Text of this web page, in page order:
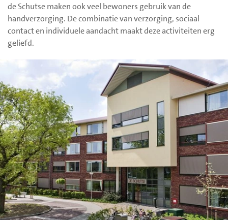
de Schutse maken ook veel bewoners gebruik van de
handverzorging. De combinatie van verzorging, sociaal
contact en individuele aandacht maakt deze activiteiten erg
geliefd.